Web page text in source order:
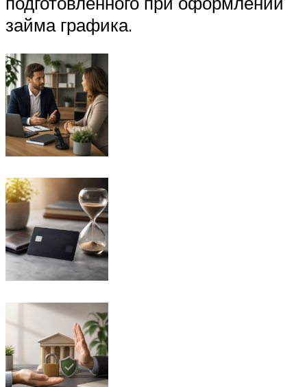
займа графика.